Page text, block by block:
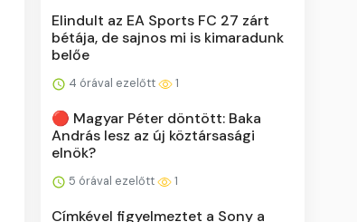
Elindult az EA Sports FC 27 zárt
bétája, de sajnos mi is kimaradunk
belőe
4 órával ezelőtt 1
🔴 Magyar Péter döntött: Baka
András lesz az új köztársasági
elnök?
5 órával ezelőtt 1
Címkével figyelmeztet a Sony a